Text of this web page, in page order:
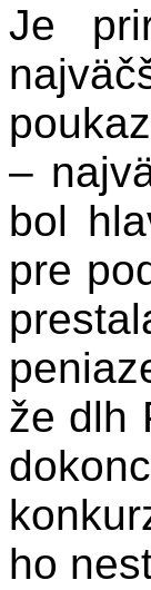
Je
–
bol
pre
že dlh
ho